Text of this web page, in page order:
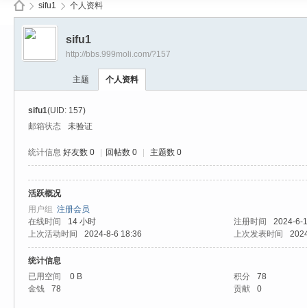
›
sifu1 个人资料
sifu1
http://bbs.999moli.com/?157
主题 个人资料
sifu1(UID: 157)
邮箱状态
未验证
统计信息 好友数 0 回帖数 0 主题数 0
活跃概况
用户组 注册会员
在线时间
14 小时 注册时间
2024-6-
上次活动时间
2024-8-6 18:36 上次发表时间
统计信息
已用空间
0 B 积分
78
金钱
78 贡献 0